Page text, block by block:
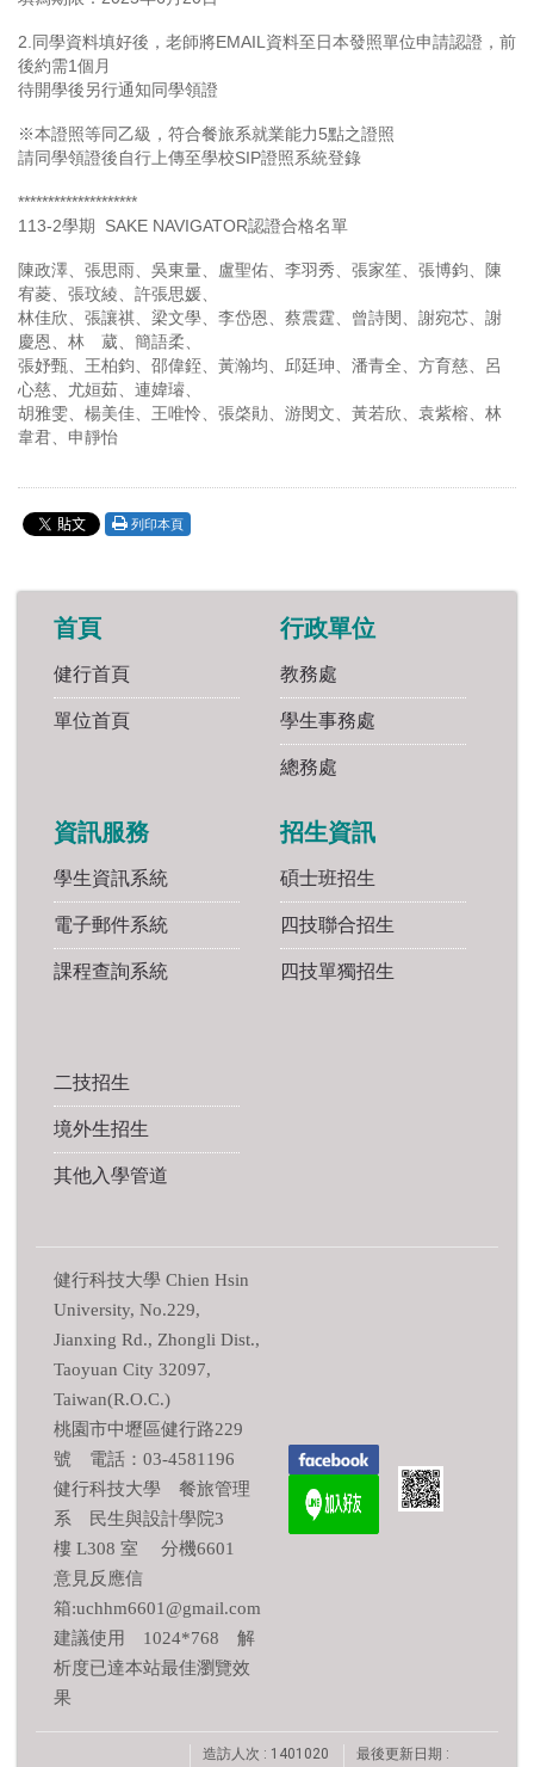
2.同學資料填好後，老師將EMAIL資料至日本發照單位申請認證，前
後約需1個月
待開學後另行通知同學領證
※本證照等同乙級，符合餐旅系就業能力5點之證照
請同學領證後自行上傳至學校SIP證照系統登錄
********************
113-2學期 SAKE NAVIGATOR認證合格名單
陳政澤、張思雨、吳東量、盧聖佑、李羽秀、張家笙、張博鈞、陳
宥菱、張玟綾、許張思媛、
林佳欣、張讓祺、梁文學、李岱恩、蔡震霆、曾詩閔、謝宛芯、謝
慶恩、林 葳、簡語柔、
張妤甄、王柏鈞、邵偉銍、黃瀚均、邱廷珅、潘青全、方育慈、呂
心慈、尤姮茹、連媁璿、
胡雅雯、楊美佳、王唯怜、張棨勛、游閔文、黃若欣、袁紫榕、林
韋君、申靜怡
列印本頁
首頁
健行首頁
單位首頁
行政單位
教務處
學生事務處
總務處
資訊服務
學生資訊系統
電子郵件系統
課程查詢系統
招生資訊
碩士班招生
四技聯合招生
四技單獨招生
二技招生
境外生招生
其他入學管道
健行科技大學 Chien Hsin
University, No.229,
Jianxing Rd., Zhongli Dist.,
Taoyuan City 32097,
Taiwan(R.O.C.)
桃園市中壢區健行路229
號 電話：03-4581196
健行科技大學 餐旅管理
系 民生與設計學院3
樓 L308 室 分機6601
意見反應信
箱:uchhm6601@gmail.com
建議使用 1024*768 解
析度已達本站最佳瀏覽效
果
造訪人次 : 1401020
最後更新日期 :